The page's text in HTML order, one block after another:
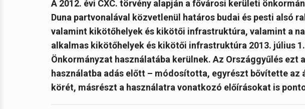
A 2012. évi CXC. törvény alapján a fővárosi kerületi
Duna partvonalával közvetlenül határos budai és pesti alsó
valamint kikötőhelyek és kikötői infrastruktúra, valamint a
alkalmas kikötőhelyek és kikötői infrastruktúra 2013. július
Önkormányzat használatába kerülnek. Az Országgyűlés ezt
használatba adás előtt – módosította, egyrészt bővítette az
körét, másrészt a használatra vonatkozó előírásokat is